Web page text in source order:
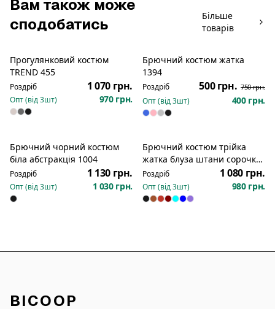
Вам також може
сподобатись
Більше
товарів
Прогулянковий костюм
TREND 455
Роздріб 1 070 грн.
Опт (від3шт) 970 грн.
Брючний костюм жатка
1394
Роздріб 500 грн. 750 грн.
Опт (від3шт) 400 грн.
Брючний чорний костюм
біла абстракція 1004
Роздріб 1 130 грн.
Опт (від3шт) 1 030 грн.
Брючний костюм трійка
жатка блуза штани сорочка
дівчина 765
Роздріб 1 080 грн.
Опт (від3шт) 980 грн.
BICOOP